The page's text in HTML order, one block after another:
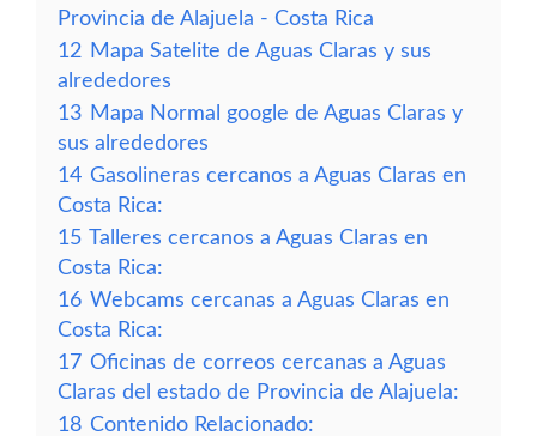
Provincia de Alajuela - Costa Rica
12 Mapa Satelite de Aguas Claras y sus
alrededores
13 Mapa Normal google de Aguas Claras y
sus alrededores
14 Gasolineras cercanos a Aguas Claras en
Costa Rica:
15 Talleres cercanos a Aguas Claras en
Costa Rica:
16 Webcams cercanas a Aguas Claras en
Costa Rica:
17 Oficinas de correos cercanas a Aguas
Claras del estado de Provincia de Alajuela:
18 Contenido Relacionado: